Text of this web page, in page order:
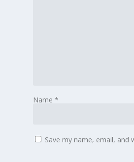
Name*
Save my name, email,